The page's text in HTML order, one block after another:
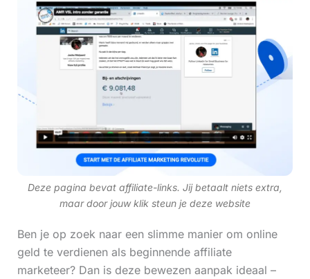
Deze pagina bevat affiliate-links. Jij betaalt niets extra,
maar door jouw klik steun je deze website
Ben je op zoek naar een slimme manier om online
geld te verdienen als beginnende affiliate
marketeer? Dan is deze bewezen aanpak ideaal –